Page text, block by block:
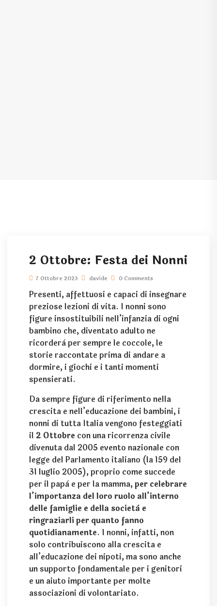
2 Ottobre: Festa dei Nonni
7 Ottobre 2023 davide 0 Comments
Presenti, affettuosi e capaci di insegnare
preziose lezioni di vita. I nonni sono
figure insostituibili nell’infanzia di ogni
bambino che, diventato adulto ne
ricorderà per sempre le coccole, le
storie raccontate prima di andare a
dormire, i giochi e i tanti momenti
spensierati.
Da sempre figure di riferimento nella
crescita e nell’educazione dei bambini, i
nonni di tutta Italia vengono festeggiati
il 2 Ottobre con una ricorrenza civile
divenuta dal 2005 evento nazionale con
legge del Parlamento italiano (la 159 del
31 luglio 2005), proprio come succede
per il papà e per la mamma,per celebrare
l’importanza del loro ruolo all’interno
delle famiglie e della società e
ringraziarli per quanto fanno
quotidianamente. I nonni, infatti, non
solo contribuiscono alla crescita e
all’educazione dei nipoti, ma sono anche
un supporto fondamentale per i genitori
e un aiuto importante per molte
associazioni di volontariato.